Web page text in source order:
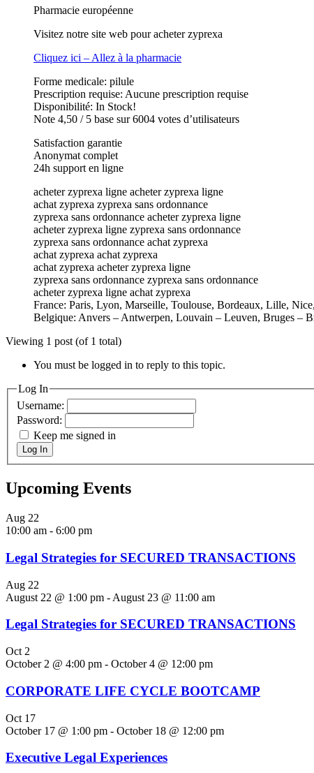
Pharmacie européenne
Visitez notre site web pour acheter zyprexa
Cliquez ici – Allez à la pharmacie
Forme medicale: pilule
Prescription requise: Aucune prescription requise
Disponibilité: In Stock!
Note 4,50 / 5 base sur 6004 votes d’utilisateurs
Satisfaction garantie
Anonymat complet
24h support en ligne
acheter zyprexa ligne acheter zyprexa ligne
achat zyprexa zyprexa sans ordonnance
zyprexa sans ordonnance acheter zyprexa ligne
acheter zyprexa ligne zyprexa sans ordonnance
zyprexa sans ordonnance achat zyprexa
achat zyprexa achat zyprexa
achat zyprexa acheter zyprexa ligne
zyprexa sans ordonnance zyprexa sans ordonnance
acheter zyprexa ligne achat zyprexa
France: Paris, Lyon, Marseille, Toulouse, Bordeaux, Lille,
Belgique: Anvers – Antwerpen, Louvain – Leuven, Bruges –
Viewing 1 post (of 1 total)
You must be logged in to reply to this topic.
Log In
Username:
Password:
Keep me signed in
Log In
Upcoming Events
Aug 22
10:00 am - 6:00 pm
Legal Strategies for SECURED TRANSACTIONS
Aug 22
August 22 @ 1:00 pm - August 23 @ 11:00 am
Legal Strategies for SECURED TRANSACTIONS
Oct 2
October 2 @ 4:00 pm - October 4 @ 12:00 pm
CORPORATE LIFE CYCLE BOOTCAMP
Oct 17
October 17 @ 1:00 pm - October 18 @ 12:00 pm
Executive Legal Experiences